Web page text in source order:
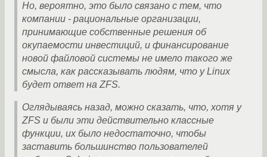
Но, вероятно, это было связано с тем, что
компании - рациональные организации,
принимающие собственные решения об
окупаемости инвестиций, и финансирование
новой файловой системы не имело такого же
смысла, как рассказывать людям, что у Linux
будет ответ на ZFS.
Оглядываясь назад, можно сказать, что, хотя у
ZFS и были эти действительно классные
функции, их было недостаточно, чтобы
заставить большинство пользователей